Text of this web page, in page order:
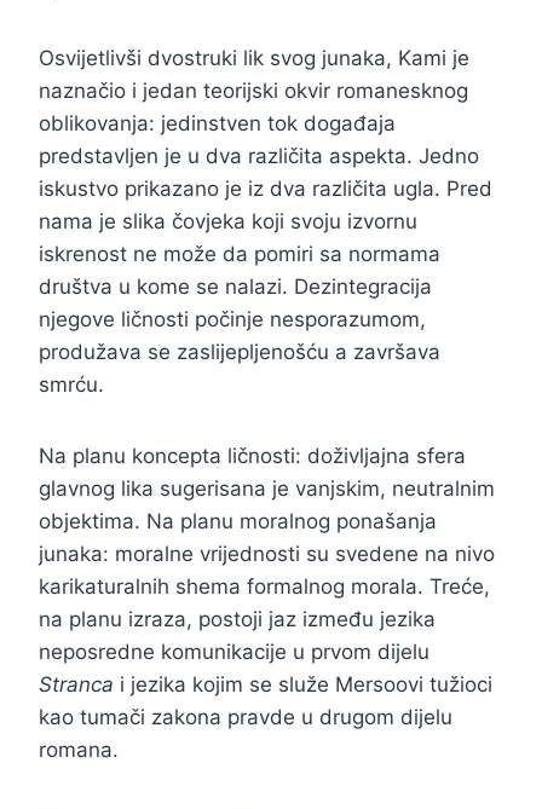
Osvijetlivši dvostruki lik svog junaka, Kami je
naznačio i jedan teorijski okvir romanesknog
oblikovanja: jedinstven tok događaja
predstavljen je u dva različita aspekta. Jedno
iskustvo prikazano je iz dva različita ugla. Pred
nama je slika čovjeka koji svoju izvornu
iskrenost ne može da pomiri sa normama
društva u kome se nalazi. Dezintegracija
njegove ličnosti počinje nesporazumom,
produžava se zaslijepljenošću a završava
smrću.
Na planu koncepta ličnosti: doživljajna sfera
glavnog lika sugerisana je vanjskim, neutralnim
objektima. Na planu moralnog ponašanja
junaka: moralne vrijednosti su svedene na nivo
karikaturalnih shema formalnog morala. Treće,
na planu izraza, postoji jaz između jezika
neposredne komunikacije u prvom dijelu
Stranca i jezika kojim se služe Mersoovi tužioci
kao tumači zakona pravde u drugom dijelu
romana.